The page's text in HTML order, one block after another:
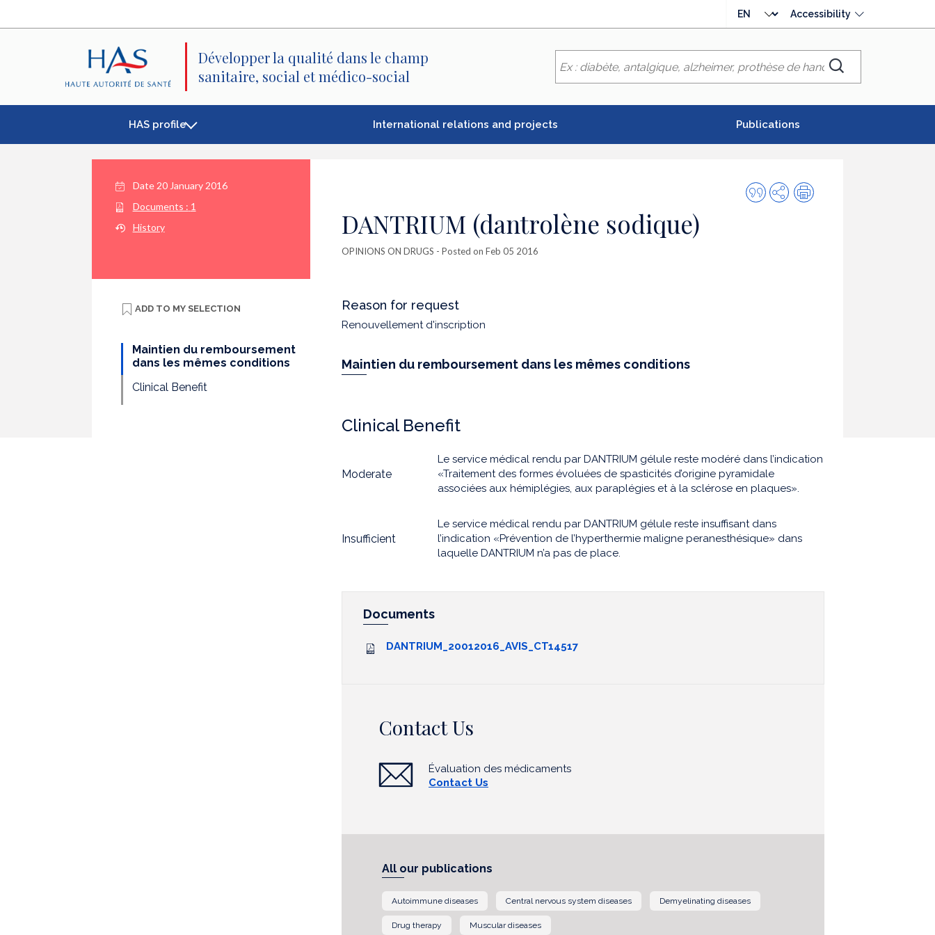
language
Accessibility
Développer la qualité dans le champ
sanitaire, social et médico-social
Chercher
HAS profile International relations and projects Publications
Date 20 January 2016
Documents : 1
History
ADD TO MY SELECTION
Maintien du remboursement
dans les mêmes conditions
Clinical Benefit
Quote
this
SharePrint
DANTRIUM (dantrolène sodique)
OPINIONS ON DRUGS - Posted on Feb 05 2016
Reason for request
Renouvellement d'inscription
Maintien du remboursement dans les mêmes conditions
Clinical Benefit
Moderate
Le service médical rendu par DANTRIUM gélule reste modéré dans l’indication
«Traitement des formes évoluées de spasticités d’origine pyramidale
associées aux hémiplégies, aux paraplégies et à la sclérose en plaques».
Insufficient
Le service médical rendu par DANTRIUM gélule reste insuffisant dans
l’indication «Prévention de l’hyperthermie maligne peranesthésique» dans
laquelle DANTRIUM n’a pas de place.
Documents
DANTRIUM_20012016_AVIS_CT14517
Contact Us
Évaluation des médicaments
Contact Us
All our publications
Autoimmune diseases Central nervous system diseases Demyelinating diseases
Drug therapy Muscular diseases